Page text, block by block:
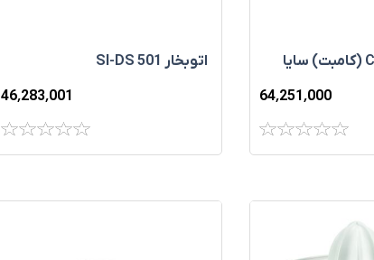
64٬251٬000
اتوبخار SI-DS 501
46٬283٬001